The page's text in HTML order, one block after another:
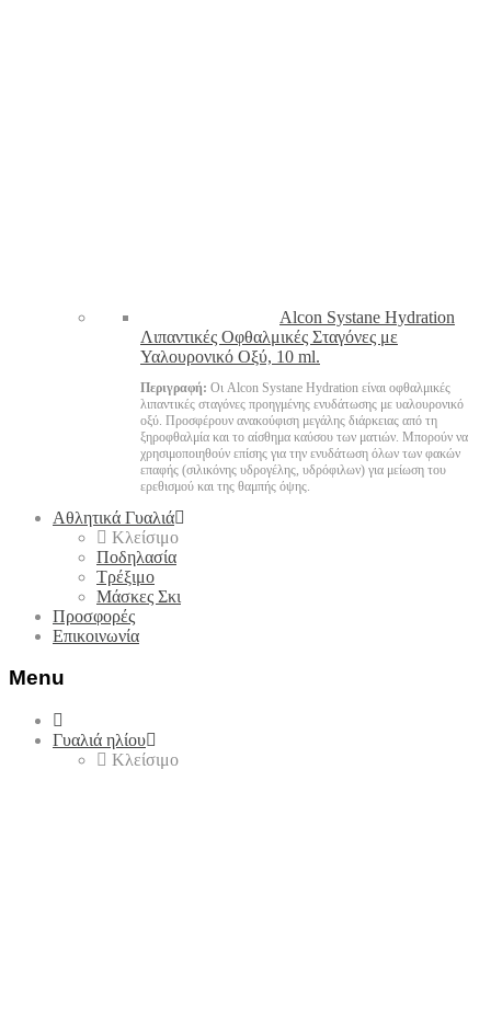
Alcon Systane Hydration
Λιπαντικές Οφθαλμικές Σταγόνες με
Υαλουρονικό Οξύ, 10 ml.
Περιγραφή: Οι Alcon Systane Hydration είναι οφθαλμικές
λιπαντικές σταγόνες προηγμένης ενυδάτωσης με υαλουρονικό
οξύ. Προσφέρουν ανακούφιση μεγάλης διάρκειας από τη
ξηροφθαλμία και το αίσθημα καύσου των ματιών. Μπορούν να
χρησιμοποιηθούν επίσης για την ενυδάτωση όλων των φακών
επαφής (σιλικόνης υδρογέλης, υδρόφιλων) για μείωση του
ερεθισμού και της θαμπής όψης.
Αθλητικά Γυαλιά
Κλείσιμο
Ποδηλασία
Τρέξιμο
Μάσκες Σκι
Προσφορές
Επικοινωνία
Menu
Skip
Γυαλιά ηλίου
Κλείσιμο